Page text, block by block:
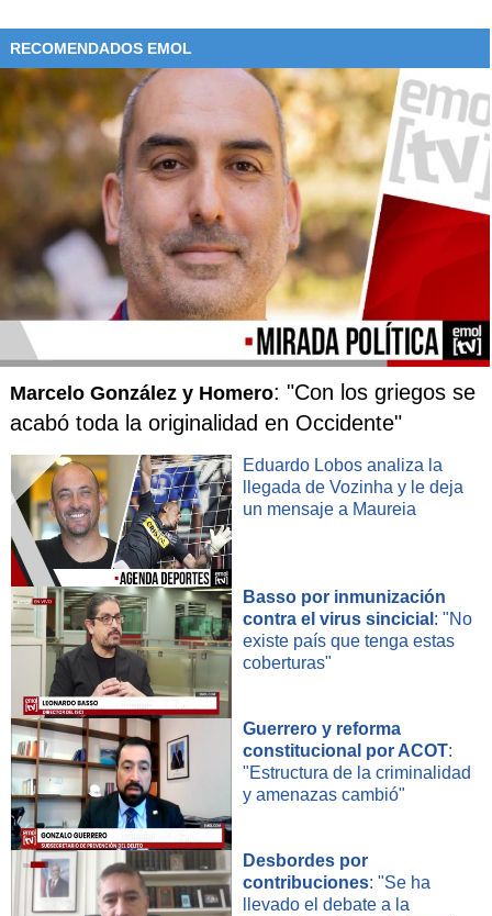
RECOMENDADOS EMOL
Marcelo González y Homero: "Con los griegos se
acabó toda la originalidad en Occidente"
Eduardo Lobos analiza la
llegada de Vozinha y le deja
un mensaje a Maureia
Basso por inmunización
contra el virus sincicial : "No
existe país que tenga estas
coberturas"
Guerrero y reforma
constitucional por ACOT:
"Estructura de la criminalidad
y amenazas cambió"
Desbordes por
contribuciones: "Se ha
llevado el debate a la